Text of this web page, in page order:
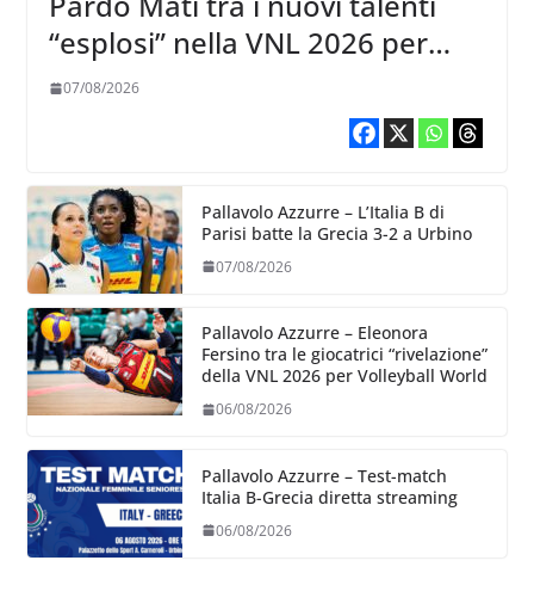
“esplosi” nella VNL 2026 per
Volleyball World
07/08/2026
Pallavolo Azzurre – L’Italia B di
Parisi batte la Grecia 3-2 a Urbino
07/08/2026
Pallavolo Azzurre – Eleonora
Fersino tra le giocatrici “rivelazione”
della VNL 2026 per Volleyball World
06/08/2026
Pallavolo Azzurre – Test-match
Italia B-Grecia diretta streaming
06/08/2026